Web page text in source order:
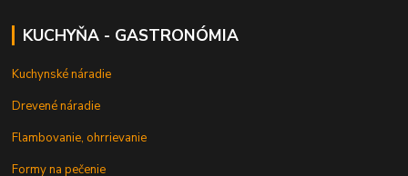
KUCHYŇA - GASTRONÓMIA
Kuchynské náradie
Drevené náradie
Flambovanie, ohrrievanie
Formy na pečenie